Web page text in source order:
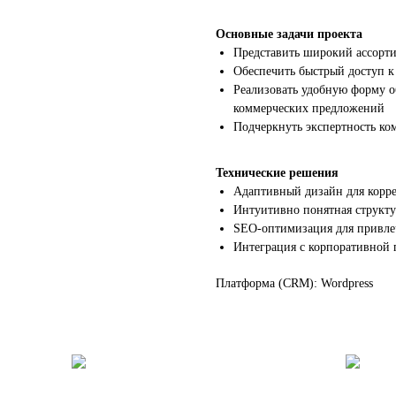
Основные задачи проекта
Представить широкий
Обеспечить быстрый доступ
Реализовать удобную форму
коммерческих предложений
Подчеркнуть экспертность
Технические решения
Адаптивный дизайн для
Интуитивно понятная
SEO-оптимизация для
Интеграция с корпоративной
Платформа (CRM): Wordpress